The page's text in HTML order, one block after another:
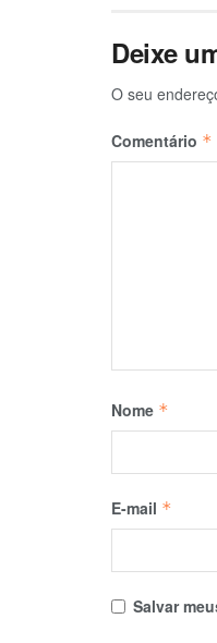
Deixe
O seu
Comentário *
Nome *
E-mail *
Salvar